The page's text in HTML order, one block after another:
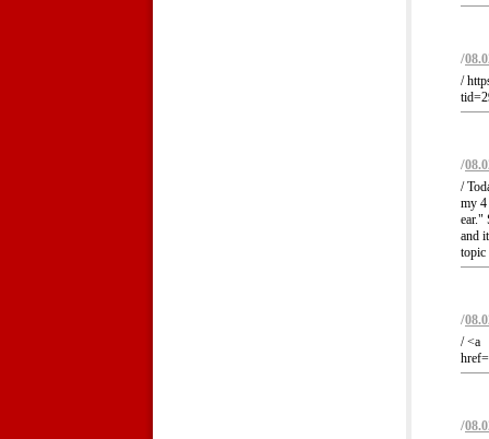
/
/
/
/
my 4
ear."
and
topic
/
/ <a
/